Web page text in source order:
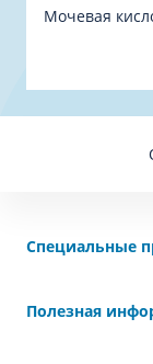
Мочевая
Специальные
Полезная